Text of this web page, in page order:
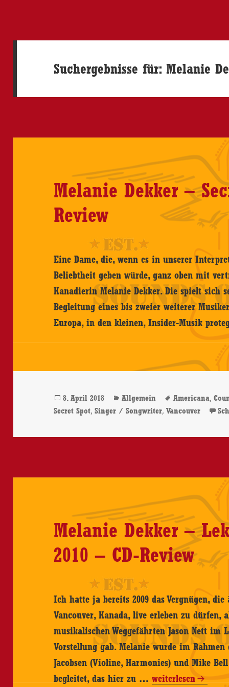
Suchergebnisse für: Melanie
Melanie Dekker –
Review
Eine Dame, die, wenn es in unserer
Beliebtheit geben würde, ganz oben mit
Kanadierin Melanie Dekker. Die spielt sich
Begleitung eines bis zweier weiterer
Europa, in den kleinen, Insider-Musik
Veröffentlicht
am
8. April 2018 Kategorien
Allgemein Schlagwörter
Americana,
Secret Spot,Singer / Songwriter,Vancouver
Melanie Dekker –
2010 – CD-Review
Ich hatte ja bereits 2009 das Vergnügen,
Vancouver, Kanada, live erleben zu
musikalischen Weggefährten Jason Nett im
Vorstellung gab. Melanie wurde im Rahmen
Jacobsen (Violine, Harmonies) und Mike
begleitet, das hier zu …Melanie
weiterlesen